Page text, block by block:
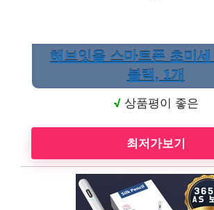
해브잇올 스마트폰 초미
블랙, 1개
√상품평이 좋은
최저가보기